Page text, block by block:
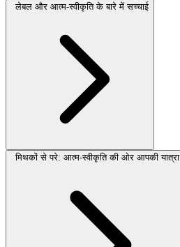
लेबल और आत्म-स्वीकृति के बारे में सच्चाई
मिथकों से परे: आत्म-स्वीकृति की ओर आपकी यात्रा